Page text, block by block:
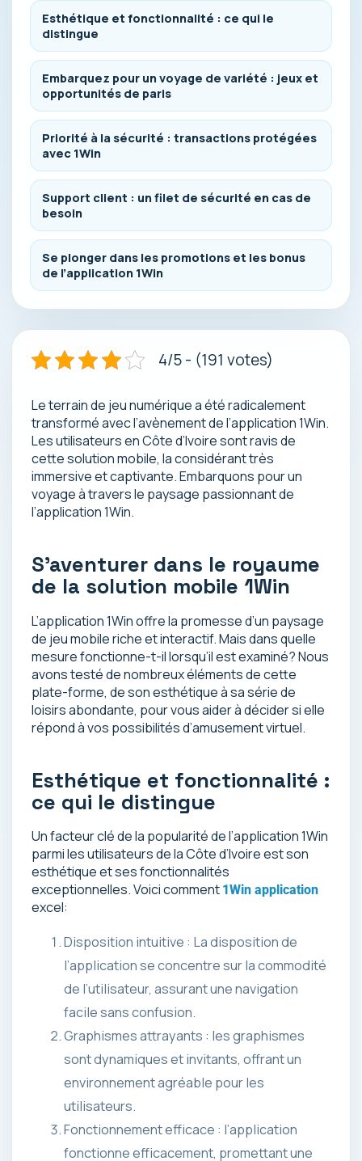
Esthétique et fonctionnalité : ce qui le
distingue
Embarquez pour un voyage de variété : jeux et
opportunités de paris
Priorité à la sécurité : transactions protégées
avec 1Win
Support client : un filet de sécurité en cas de
besoin
Se plonger dans les promotions et les bonus
de l’application 1Win
4/5 - (191 votes)
Le terrain de jeu numérique a été radicalement
transformé avec l’avènement de l’application 1Win.
Les utilisateurs en Côte d’Ivoire sont ravis de
cette solution mobile, la considérant très
immersive et captivante. Embarquons pour un
voyage à travers le paysage passionnant de
l’application 1Win.
S’aventurer dans le royaume
de la solution mobile 1Win
L’application 1Win offre la promesse d’un paysage
de jeu mobile riche et interactif. Mais dans quelle
mesure fonctionne-t-il lorsqu’il est examiné? Nous
avons testé de nombreux éléments de cette
plate-forme, de son esthétique à sa série de
loisirs abondante, pour vous aider à décider si elle
répond à vos possibilités d’amusement virtuel.
Esthétique et fonctionnalité :
ce qui le distingue
Un facteur clé de la popularité de l’application 1Win
parmi les utilisateurs de la Côte d’Ivoire est son
esthétique et ses fonctionnalités
exceptionnelles. Voici comment 1Win application
excel:
Disposition intuitive : La disposition de
l’application se concentre sur la commodité
de l’utilisateur, assurant une navigation
facile sans confusion.
Graphismes attrayants : les graphismes
sont dynamiques et invitants, offrant un
environnement agréable pour les
utilisateurs.
Fonctionnement efficace : l’application
fonctionne efficacement, promettant une